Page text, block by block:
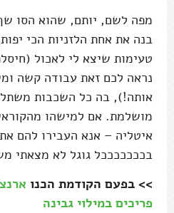
מפה לשם, יותם, שהוא הסו
בנה את אחת הלזניות הכי
טעימות שיצא לי לאכול
נראה לכם זאת עבודה קשה
אותה!), בה כל השכבות
מושלמת. אם למישהו
איטליה – אנא העבירו להם
בכככככככל גוגל לא מצאתי
>> בפעם הקודמת הכנו
פריכים במילוי גבינה